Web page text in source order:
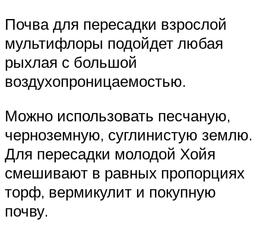
Почва для пересадки взрослой
мультифлоры подойдет любая
рыхлая с большой
воздухопроницаемостью.
Можно использовать песчаную,
черноземную, суглинистую землю.
Для пересадки молодой Хойя
смешивают в равных пропорциях
торф, вермикулит и покупную
почву.